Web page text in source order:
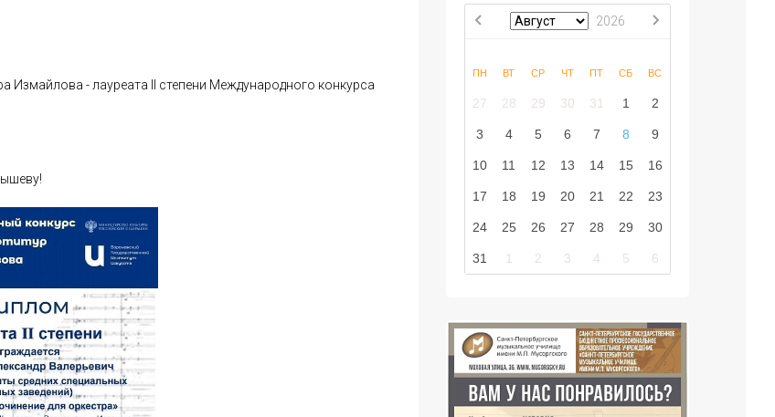
Измайлова - лауреата II степени Международного конкурса
2026
ПН ВТ СР ЧТ ПТ СБ ВС
27 28 29 30 31 1 2
3 4 5 6 7 8 9
10 11 12 13 14 15 16
17 18 19 20 21 22 23
24 25 26 27 28 29 30
31 1 2 3 4 5 6